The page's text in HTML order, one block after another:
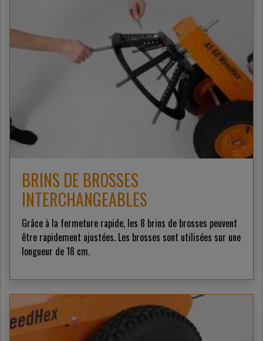
BRINS DE BROSSES
INTERCHANGEABLES
Grâce à la fermeture rapide, les 8 brins de brosses peuvent
être rapidement ajustées. Les brosses sont utilisées sur une
longueur de 18 cm.